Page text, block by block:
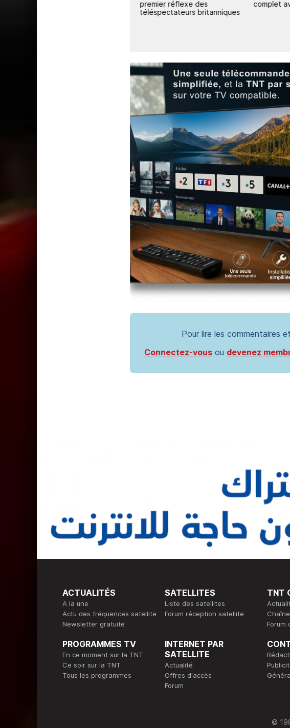
premier réflexe des
téléspectateurs britanniques
complet
Pour lire les commentaires
Connectez-vousou devenez
ACTUALITÉS
A la une
Actu des fréquences satellite
Newsletter gratuite
SATELLITES
Liste des satellites
Forum réception satellite
TNT
Forum
PROGRAMMES TV
En ce moment sur la TNT
Ce soir sur la TNT
Tous les programmes
INTERNET PAR
SATELLITE
Actualité
Offres d'accès
Forum
©